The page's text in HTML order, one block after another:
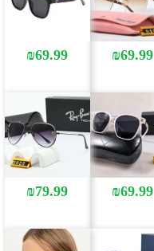
₪69.99
₪69.99
₪69.99
₪79.99